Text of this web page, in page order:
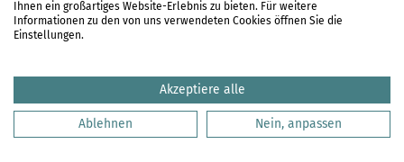
REGISTRIERUNG
IMPRESSUM
Ihnen ein großartiges Website-Erlebnis zu bieten. Für weitere
Informationen zu den von uns verwendeten Cookies öffnen Sie die
Einstellungen.
Akzeptiere alle
Ablehnen Nein, anpassen